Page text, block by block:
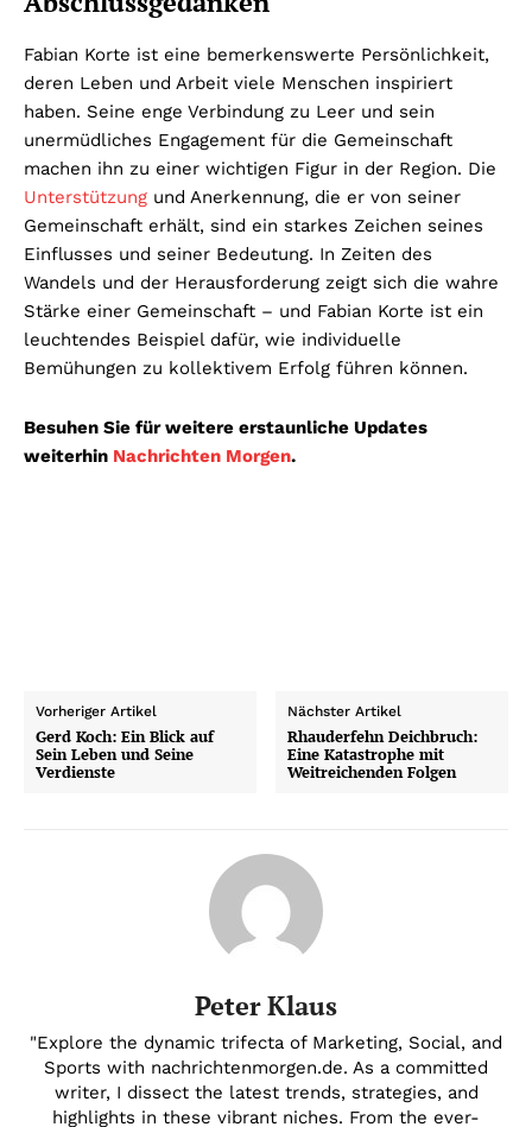
Fabian Korte ist eine bemerkenswerte Persönlichkeit,
deren Leben und Arbeit viele Menschen inspiriert
haben. Seine enge Verbindung zu Leer und sein
unermüdliches Engagement für die Gemeinschaft
machen ihn zu einer wichtigen Figur in der Region. Die
Unterstützung und Anerkennung, die er von seiner
Gemeinschaft erhält, sind ein starkes Zeichen seines
Einflusses und seiner Bedeutung. In Zeiten des
Wandels und der Herausforderung zeigt sich die wahre
Stärke einer Gemeinschaft – und Fabian Korte ist ein
leuchtendes Beispiel dafür, wie individuelle
Bemühungen zu kollektivem Erfolg führen können.
Besuhen Sie für weitere erstaunliche Updates
weiterhin Nachrichten Morgen.
Vorheriger Artikel
Gerd Koch: Ein Blick auf
Sein Leben und Seine
Verdienste
Nächster Artikel
Rhauderfehn Deichbruch:
Eine Katastrophe mit
Weitreichenden Folgen
Peter Klaus
"Explore the dynamic trifecta of Marketing, Social, and
Sports with nachrichtenmorgen.de. As a committed
writer, I dissect the latest trends, strategies, and
highlights in these vibrant niches. From the ever-